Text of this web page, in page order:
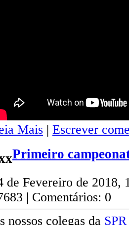
Mais | Escrever
Primeiro
de Fevereiro de 2018,
| Comentários: 0
nossos colegas da SPR